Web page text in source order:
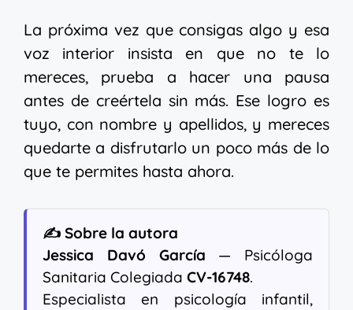
La próxima vez que consigas algo y esa
voz interior insista en que no te lo
mereces, prueba a hacer una pausa
antes de creértela sin más. Ese logro es
tuyo, con nombre y apellidos, y mereces
quedarte a disfrutarlo un poco más de lo
que te permites hasta ahora.
✍️ Sobre la autora
Jessica Davó García — Psicóloga
Sanitaria Colegiada CV-16748.
Especialista en psicología infantil,